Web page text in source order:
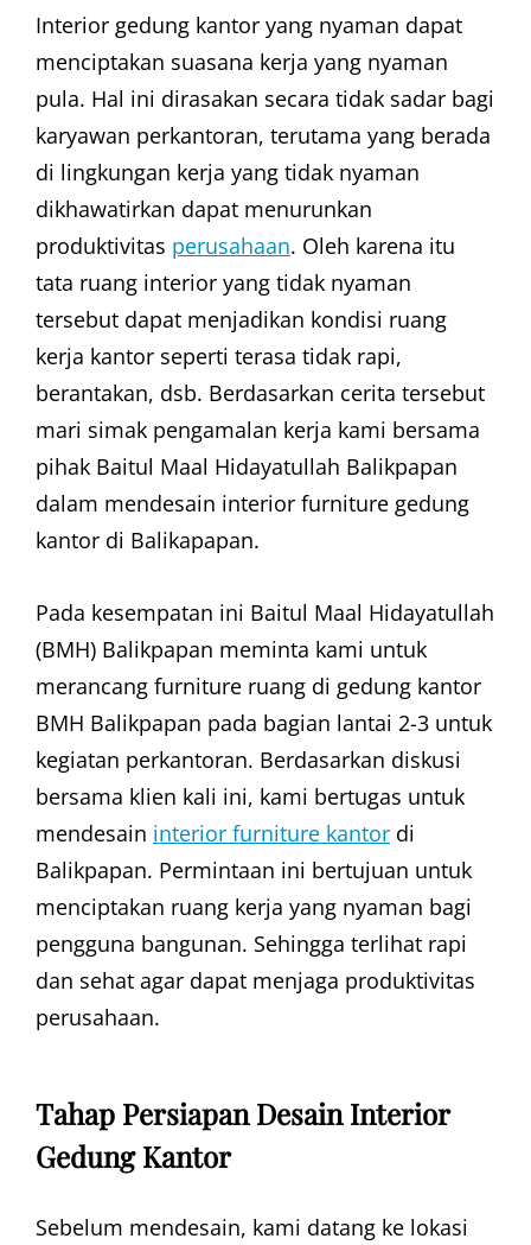
Interior gedung kantor yang nyaman dapat
menciptakan suasana kerja yang nyaman
pula. Hal ini dirasakan secara tidak sadar bagi
karyawan perkantoran, terutama yang berada
di lingkungan kerja yang tidak nyaman
dikhawatirkan dapat menurunkan
produktivitas perusahaan. Oleh karena itu
tata ruang interior yang tidak nyaman
tersebut dapat menjadikan kondisi ruang
kerja kantor seperti terasa tidak rapi,
berantakan, dsb. Berdasarkan cerita tersebut
mari simak pengamalan kerja kami bersama
pihak Baitul Maal Hidayatullah Balikpapan
dalam mendesain interior furniture gedung
kantor di Balikapapan.
Pada kesempatan ini Baitul Maal Hidayatullah
(BMH) Balikpapan meminta kami untuk
merancang furniture ruang di gedung kantor
BMH Balikpapan pada bagian lantai 2-3 untuk
kegiatan perkantoran. Berdasarkan diskusi
bersama klien kali ini, kami bertugas untuk
mendesain interior furniture kantor di
Balikpapan. Permintaan ini bertujuan untuk
menciptakan ruang kerja yang nyaman bagi
pengguna bangunan. Sehingga terlihat rapi
dan sehat agar dapat menjaga produktivitas
perusahaan.
Tahap Persiapan Desain Interior
Gedung Kantor
Sebelum mendesain, kami datang ke lokasi